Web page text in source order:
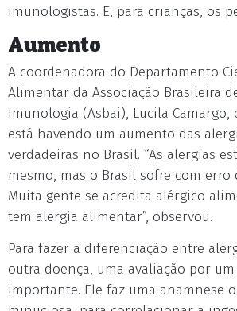
imunologistas. E, para crianças, os
Aumento
A coordenadora do Departamento
Alimentar da Associação Brasileira
Imunologia (Asbai), Lucila
está havendo um aumento das
verdadeiras no Brasil. “As alergias
mesmo, mas o Brasil sofre com erro
Muita gente se acredita alérgico
tem alergia alimentar”, observou.
Para fazer a diferenciação entre
outra doença, uma avaliação por
importante. Ele faz uma anamnese